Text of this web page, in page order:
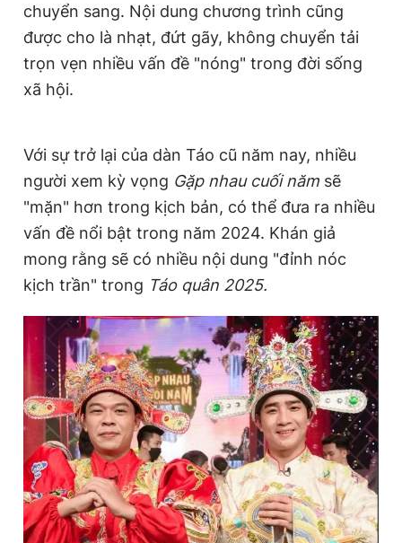
chuyển sang. Nội dung chương trình cũng
được cho là nhạt, đứt gãy, không chuyển tải
trọn vẹn nhiều vấn đề "nóng" trong đời sống
xã hội.
Với sự trở lại của dàn Táo cũ năm nay, nhiều
người xem kỳ vọng Gặp nhau cuối năm sẽ
"mặn" hơn trong kịch bản, có thể đưa ra nhiều
vấn đề nổi bật trong năm 2024. Khán giả
mong rằng sẽ có nhiều nội dung "đỉnh nóc
kịch trần" trong Táo quân 2025.